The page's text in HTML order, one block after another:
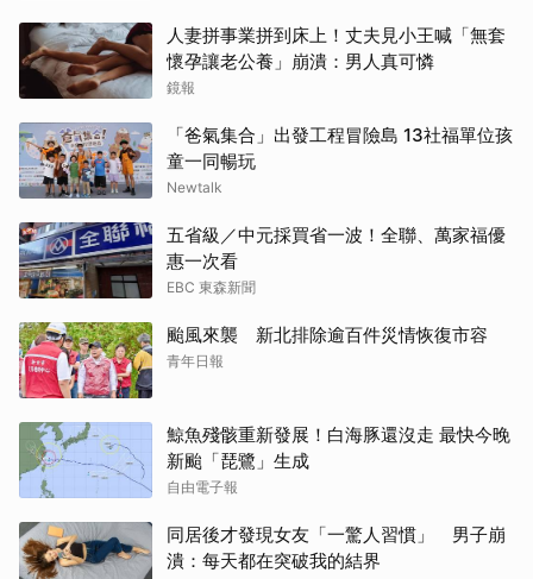
人妻拼事業拼到床上！丈夫見小王喊「無套
懷孕讓老公養」崩潰：男人真可憐
鏡報
「爸氣集合」出發工程冒險島 13社福單位孩
童一同暢玩
Newtalk
五省級／中元採買省一波！全聯、萬家福優
惠一次看
EBC 東森新聞
颱風來襲 新北排除逾百件災情恢復市容
青年日報
鯨魚殘骸重新發展！白海豚還沒走 最快今晚
新颱「琵鷺」生成
自由電子報
同居後才發現女友「一驚人習慣」 男子崩
潰：每天都在突破我的結界